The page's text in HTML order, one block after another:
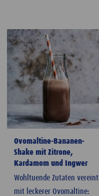
Ovomaltine-Bananen-
Shake mit Zitrone,
Kardamom und Ingwer
Wohltuende Zutaten vereint
mit leckerer Ovomaltine: